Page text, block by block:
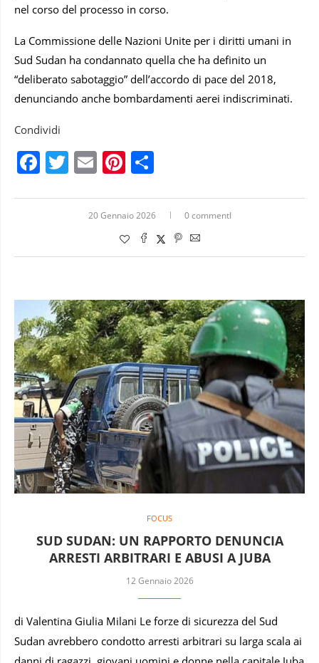
nel corso del processo in corso.
La Commissione delle Nazioni Unite per i diritti umani in
Sud Sudan ha condannato quella che ha definito un
“deliberato sabotaggio” dell’accordo di pace del 2018,
denunciando anche bombardamenti aerei indiscriminati.
Condividi
Facebook
Twitter
EmailPinterest
20 Gennaio 2026 0 commentI
FOCUS
SUD SUDAN: UN RAPPORTO DENUNCIA
ARRESTI ARBITRARI E ABUSI A JUBA
12 Gennaio 2026
di Valentina Giulia Milani Le forze di sicurezza del Sud
Sudan avrebbero condotto arresti arbitrari su larga scala ai